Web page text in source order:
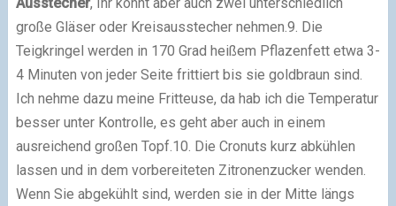
große Gläser oder Kreisausstecher nehmen.9. Die
Teigkringel werden in 170 Grad heißem Pflazenfett etwa 3-
4 Minuten von jeder Seite frittiert bis sie goldbraun sind.
Ich nehme dazu meine Fritteuse, da hab ich die Temperatur
besser unter Kontrolle, es geht aber auch in einem
ausreichend großen Topf.10. Die Cronuts kurz abkühlen
lassen und in dem vorbereiteten Zitronenzucker wenden.
Wenn Sie abgekühlt sind, werden sie in der Mitte längs